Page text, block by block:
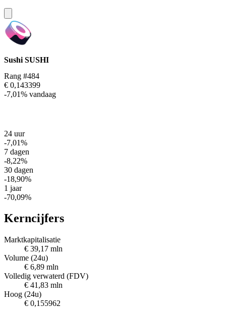
Sushi SUSHI
Rang #484
€ 0,143399
-7,01% vandaag
24 uur
-7,01%
7 dagen
-8,22%
30 dagen
-18,90%
1 jaar
-70,09%
Kerncijfers
Marktkapitalisatie
€ 39,17 mln
Volume (24u)
€ 6,89 mln
Volledig verwaterd (FDV)
€ 41,83 mln
Hoog (24u)
€ 0,155962